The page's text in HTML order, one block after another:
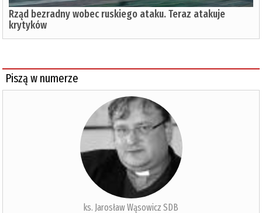
Rząd bezradny wobec ruskiego ataku. Teraz atakuje
krytyków
Piszą w numerze
ks. Jarosław Wąsowicz SDB